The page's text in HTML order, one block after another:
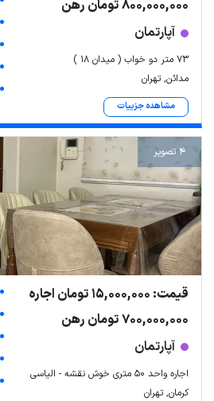
800,000,000 تومان رهن
آپارتمان
۷۳ متر دو خواب ( میدان ۱۸ )
مدائن, تهران
مشاهده جزییات
4 تصویر
قیمت: 15,000,000 تومان اجاره
700,000,000 تومان رهن
آپارتمان
اجاره واحد ۵۰ متری خوش نقشه - الیاسی
کرمان, تهران